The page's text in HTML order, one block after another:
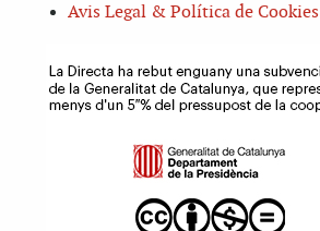
Avis Legal & Política de Cookies